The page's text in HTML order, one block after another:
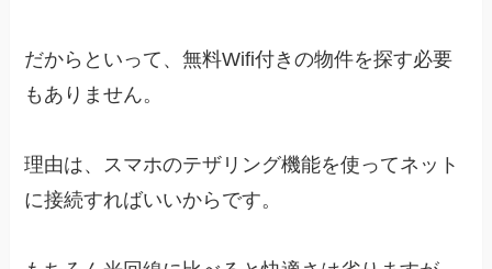
だからといって、無料Wifi付きの物件を探す必要
もありません。
理由は、スマホのテザリング機能を使ってネット
に接続すればいいからです。